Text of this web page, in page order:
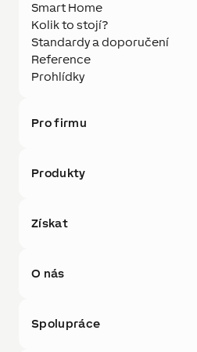
Smart Home
Kolik to stojí?
Standardy a doporučení
Reference
Prohlídky
Pro firmu
Produkty
Získat
O nás
Spolupráce